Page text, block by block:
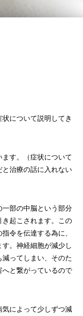
について説明してき
す。（症状について
治療の話に入れない
部の中脳という部分
起こされます。この
令を伝達する為に、
。神経細胞が減少し
ってしまい、そのた
と繋がっているので
によって少しずつ減